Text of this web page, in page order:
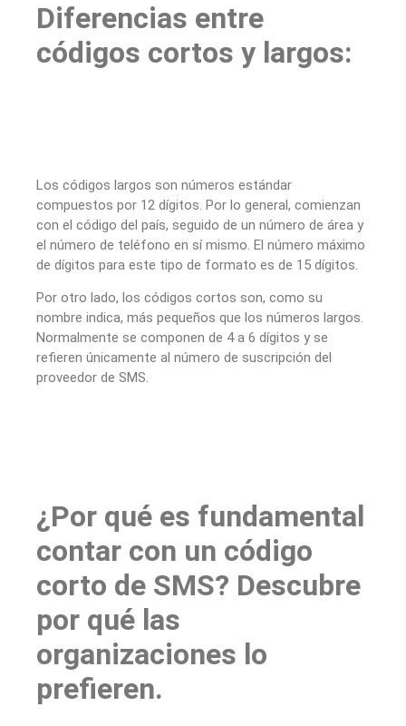
Diferencias entre
códigos cortos y largos:
Los códigos largos son números estándar
compuestos por 12 dígitos. Por lo general, comienzan
con el código del país, seguido de un número de área y
el número de teléfono en sí mismo. El número máximo
de dígitos para este tipo de formato es de 15 dígitos.
Por otro lado, los códigos cortos son, como su
nombre indica, más pequeños que los números largos.
Normalmente se componen de 4 a 6 dígitos y se
refieren únicamente al número de suscripción del
proveedor de SMS.
¿Por qué es fundamental
contar con un código
corto de SMS? Descubre
por qué las
organizaciones lo
prefieren.